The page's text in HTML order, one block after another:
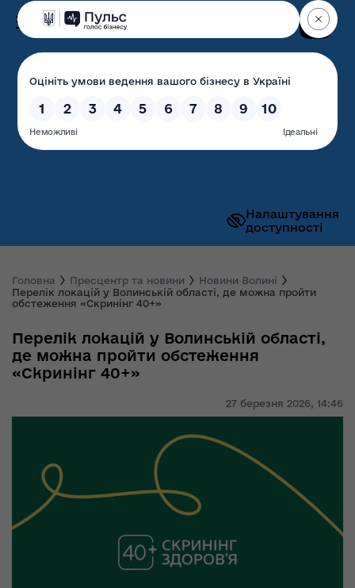
Налаштування
доступності
Волинська обласна
державна адміністрація
Головна Пресцентр та новини
Новини Волині
Перелік локацій у Волинській області, де можна пройти
обстеження «Скринінг 40+»
27 березня 2026, 14:46
Перелік локацій у Волинській області,
де можна пройти обстеження
«Скринінг 40+»